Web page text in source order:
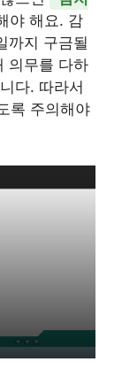
야 해요. 감
까지 구금될
의무를 다하
다. 따라서
록 주의해야